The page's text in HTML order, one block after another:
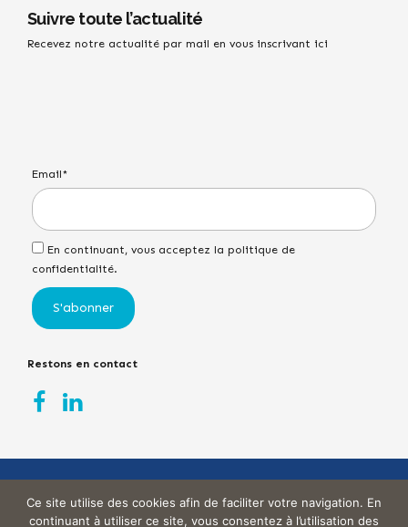
Suivre toute l’actualité
Recevez notre actualité par mail en vous inscrivant ici
Email*
En continuant, vous acceptez la politique de
confidentialité.
Restons en contact
Copyright© 2022 L’Atelier des Coachs/ Tous droits
réservés – Plan du site –Politique de confidentialité
Ce site utilise des cookies afin de faciliter votre navigation. En
continuant à utiliser ce site, vous consentez à l’utilisation des